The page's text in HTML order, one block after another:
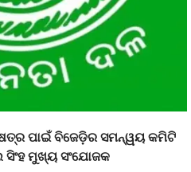
ପାଇଁ ବିଜେଡ଼ିର ସମନ୍ୱୟ କମିଟି
ମୁଖ୍ୟ ସଂଯୋଜକ